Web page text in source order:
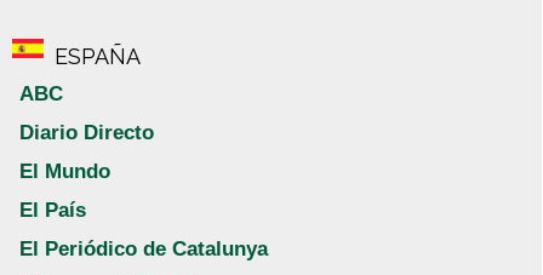
ESPAÑA
ABC
Diario Directo
El Mundo
El País
El Periódico de Catalunya